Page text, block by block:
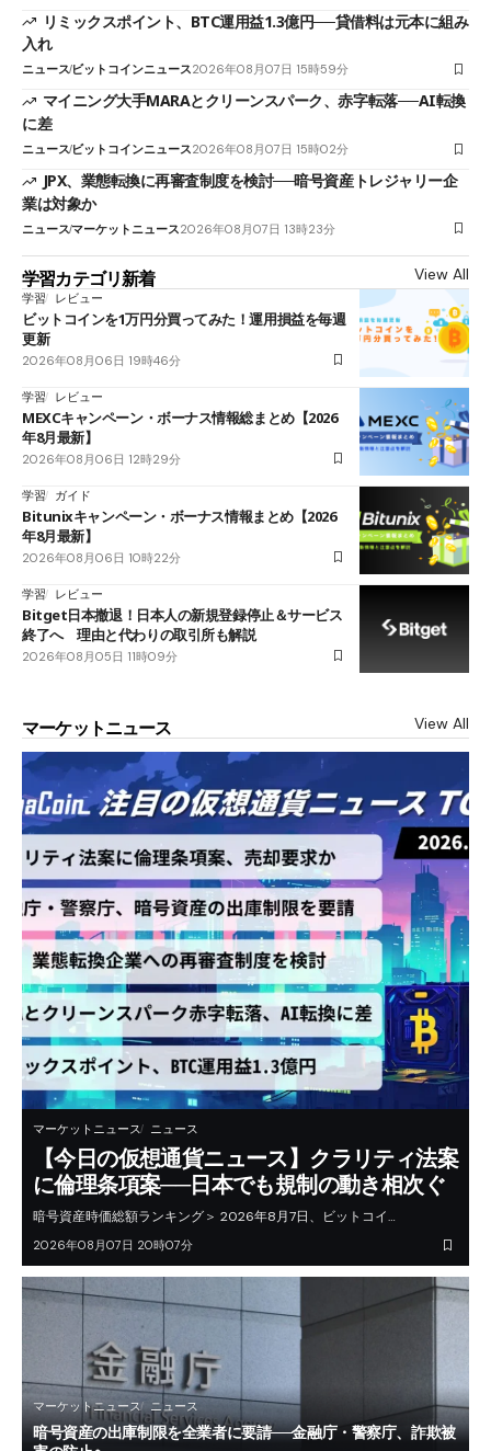
リミックスポイント、BTC運用益1.3億円──貸借料は元本に組み
入れ
ニュースビットコインニュース2026年08月07日 15時59分
マイニング大手MARAとクリーンスパーク、赤字転落──AI転換
に差
ニュースビットコインニュース2026年08月07日 15時02分
JPX、業態転換に再審査制度を検討──暗号資産トレジャリー企
業は対象か
ニュースマーケットニュース2026年08月07日 13時23分
学習カテゴリ新着 View All
学習 レビュー
ビットコインを1万円分買ってみた！運用損益を毎週
更新
2026年08月06日 19時46分
学習 レビュー
MEXCキャンペーン・ボーナス情報総まとめ【2026
年8月最新】
2026年08月06日 12時29分
学習 ガイド
Bitunixキャンペーン・ボーナス情報まとめ【2026
年8月最新】
2026年08月06日 10時22分
学習 レビュー
Bitget日本撤退！日本人の新規登録停止＆サービス
終了へ 理由と代わりの取引所も解説
2026年08月05日 11時09分
マーケットニュース View All
マーケットニュース ニュース
【今日の仮想通貨ニュース】クラリティ法案
に倫理条項案──日本でも規制の動き相次ぐ
暗号資産時価総額ランキング＞ 2026年8月7日、ビットコイ…
2026年08月07日 20時07分
マーケットニュース ニュース
暗号資産の出庫制限を全業者に要請──金融庁・警察庁、詐欺被